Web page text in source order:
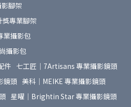
腳架
獎專業腳架
業攝影包
攝影包
件 七工匠｜7Artisans 專業攝影鏡頭
鏡頭 美科｜MEIKE 專業攝影鏡頭
星曜｜Brightin Star 專業攝影鏡頭